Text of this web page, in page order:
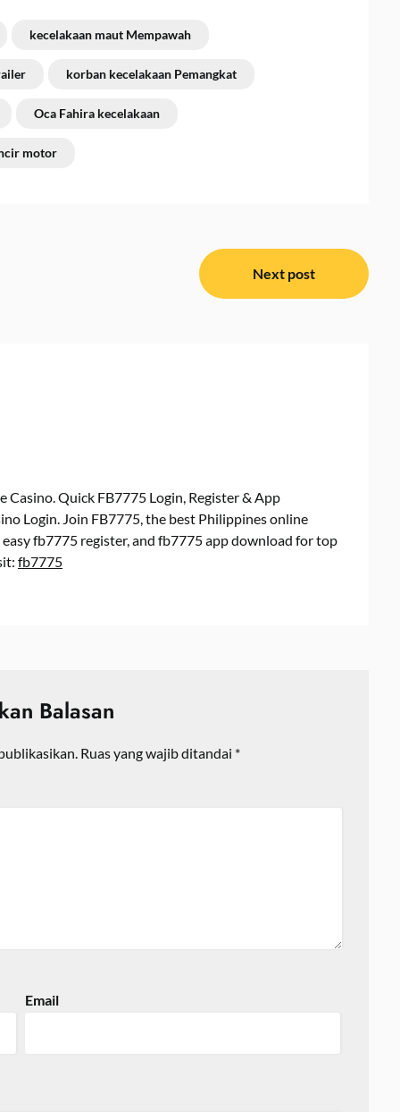
kecelakaan maut Mempawah
korban kecelakaan Pemangkat
Oca Fahira kecelakaan
motor
Next post
Quick FB7775 Login, Register & App
Login. Join FB7775, the best Philippines online
fb7775 register, and fb7775 app download for top
fb7775
Balasan
Ruas yang wajib ditandai *
Email